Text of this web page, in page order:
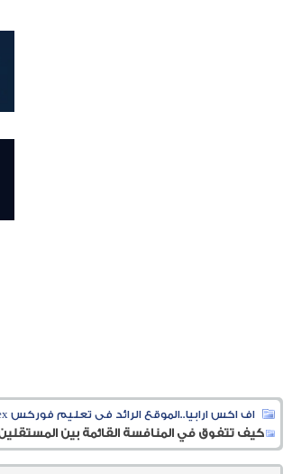
اف اكس ارابيا..الموقع الرائد فى تعليم فوركس Forex
كيف تتفوق في المنافسة القائمة بين